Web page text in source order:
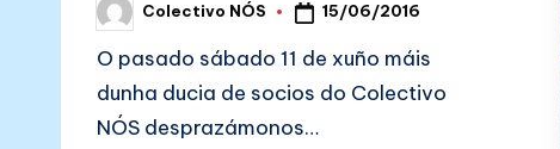
Posted
by
Colectivo NÓS 15/06/2016
O pasado sábado 11 de xuño máis
dunha ducia de socios do Colectivo
NÓS desprazámonos…